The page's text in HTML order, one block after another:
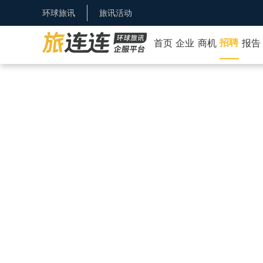
环球旅讯 旅讯活动
首页 企业 商机 招聘 报告